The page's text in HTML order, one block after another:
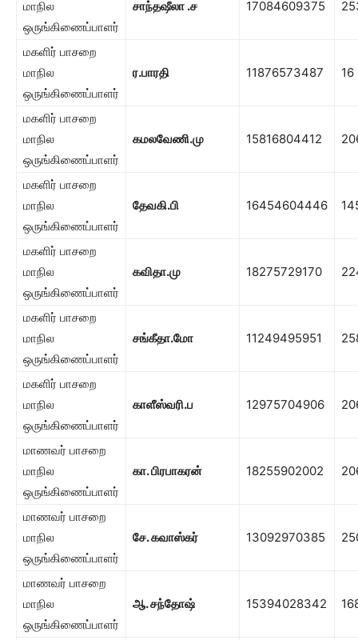
மாநில
ஒருங்கிணைப்பாளர்
சாந்தஷீலா .ச 17084609375
மகளிர் பாசறை
மாநில
ஒருங்கிணைப்பாளர்
ர.பாரதி 11876573487 16
மகளிர் பாசறை
மாநில
ஒருங்கிணைப்பாளர்
கமலவேணி.மு 15816804412
மகளிர் பாசறை
மாநில
ஒருங்கிணைப்பாளர்
தேவகி.பி 16454604446
மகளிர் பாசறை
மாநில
ஒருங்கிணைப்பாளர்
கவிதா.மு 18275729170
மகளிர் பாசறை
மாநில
ஒருங்கிணைப்பாளர்
சங்கீதா.மோ 11249495951
மகளிர் பாசறை
மாநில
ஒருங்கிணைப்பாளர்
காளீஸ்வரி.ப 12975704906
மாணவர் பாசறை
மாநில
ஒருங்கிணைப்பாளர்
கா. பிரபாகரன் 18255902002
மாணவர் பாசறை
மாநில
ஒருங்கிணைப்பாளர்
சே. கவாஸ்கர் 13092970385
மாணவர் பாசறை
மாநில
ஒருங்கிணைப்பாளர்
ஆ. சந்தோஷ் 15394028342